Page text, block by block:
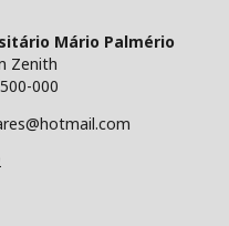
Mário Palmério
Zenith
000